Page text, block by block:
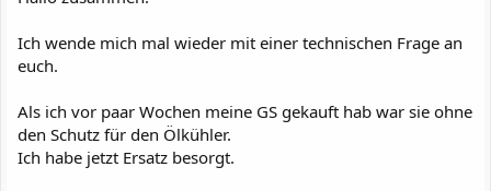
Ich wende mich mal wieder mit einer technischen Frage an
euch.
Als ich vor paar Wochen meine GS gekauft hab war sie ohne
den Schutz für den Ölkühler.
Ich habe jetzt Ersatz besorgt.